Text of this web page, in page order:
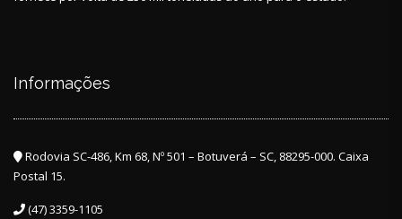
Informações
Rodovia SC-486, Km 68, Nº 501 – Botuverá – SC, 88295-000. Caixa
Postal 15.
(47) 3359-1105